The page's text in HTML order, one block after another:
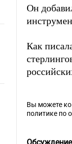
Он
Как
Вы можете
политике по